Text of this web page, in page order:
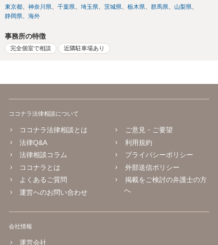
東京都 神奈川県 千葉県 埼玉県 茨城県 栃木県 群馬県
山梨県
静岡県
海外
事務所の特徴
完全個室で相談 近隣駐車場あり
ココナラ法律相談について
ココナラ法律相談とは
法律Q&A
法律相談コラム
ココナラとは
よくあるご質問
運営へのお問い合わせ
ご意見・ご要望
利用規約
プライバシーポリシー
外部送信ポリシー
掲載をご検討の弁護士の方
へ
会社情報
運営会社